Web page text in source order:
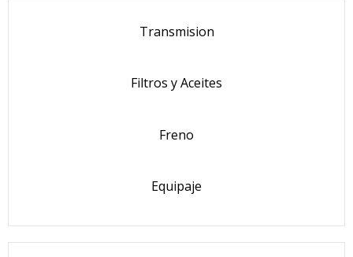
Transmision
Filtros y Aceites
Freno
Equipaje